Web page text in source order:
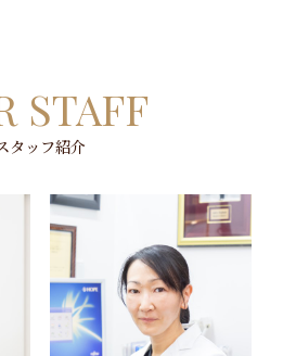
STAFF
タッフ紹介